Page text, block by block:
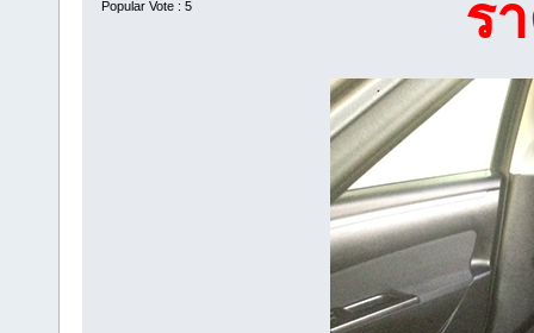
Popular Vote : 5
ร